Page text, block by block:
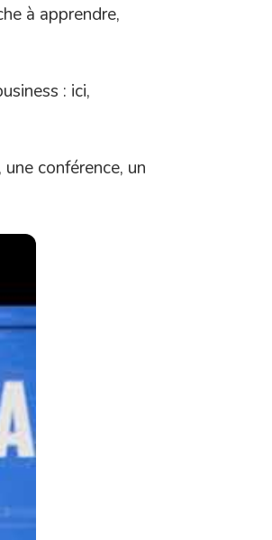
à apprendre,
: ici,
conférence, un